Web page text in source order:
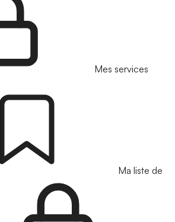
Mes services
Ma liste de